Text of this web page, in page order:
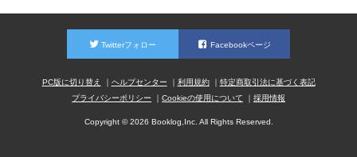
Twitterフォロー Facebookページ
PC版に切り替え ヘルプセンター 利用規約
特定商取引法に基づく表記
プライバシーポリシー
Cookieの使用について 採用情報
Copyright © 2026 Booklog,Inc. All Rights Reserved.